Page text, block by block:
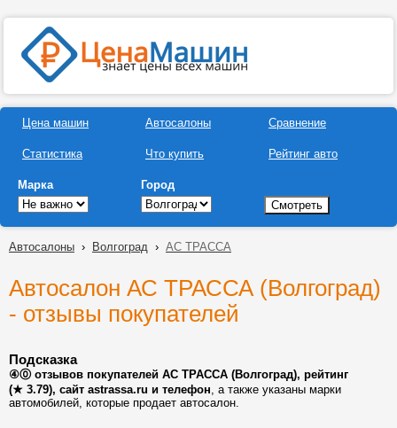
Цена машин
Статистика
Автосалоны
Что купить
Сравнение
Рейтинг авто
Марка Город
Автосалоны › Волгоград › АС ТРАССА
Автосалон АС ТРАССА (Волгоград)
- отзывы покупателей
Подсказка
④⓪ отзывов покупателей АС ТРАССА (Волгоград), рейтинг
(★ 3.79), сайт astrassa.ru и телефон, а также указаны марки
автомобилей, которые продает автосалон.